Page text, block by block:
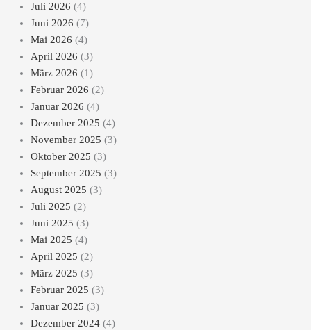
Juli 2026 (4)
Juni 2026 (7)
Mai 2026 (4)
April 2026 (3)
März 2026 (1)
Februar 2026 (2)
Januar 2026 (4)
Dezember 2025 (4)
November 2025 (3)
Oktober 2025 (3)
September 2025 (3)
August 2025 (3)
Juli 2025 (2)
Juni 2025 (3)
Mai 2025 (4)
April 2025 (2)
März 2025 (3)
Februar 2025 (3)
Januar 2025 (3)
Dezember 2024(4)